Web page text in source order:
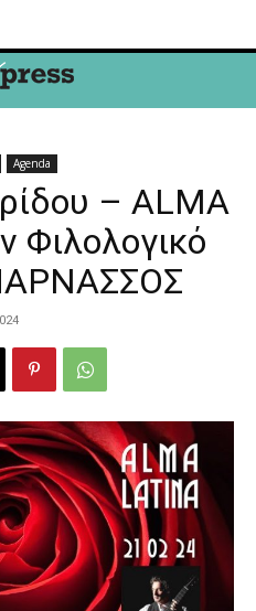
Agenda
– ALMA
Φιλολογικό